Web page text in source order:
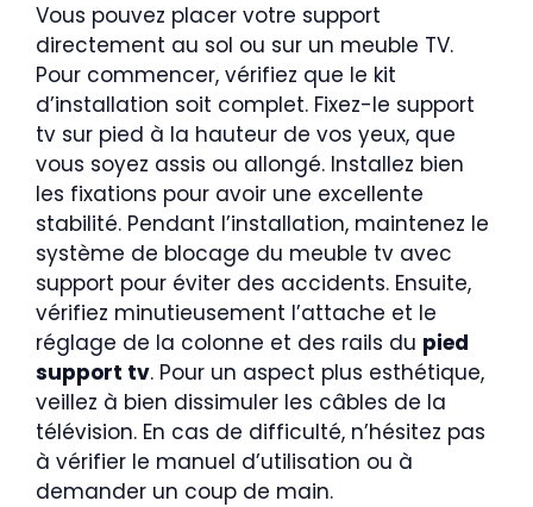
Vous pouvez placer votre support
directement au sol ou sur un meuble TV.
Pour commencer, vérifiez que le kit
d’installation soit complet. Fixez-le support
tv sur pied à la hauteur de vos yeux, que
vous soyez assis ou allongé. Installez bien
les fixations pour avoir une excellente
stabilité. Pendant l’installation, maintenez le
système de blocage du meuble tv avec
support pour éviter des accidents. Ensuite,
vérifiez minutieusement l’attache et le
réglage de la colonne et des rails du pied
support tv. Pour un aspect plus esthétique,
veillez à bien dissimuler les câbles de la
télévision. En cas de difficulté, n’hésitez pas
à vérifier le manuel d’utilisation ou à
demander un coup de main.